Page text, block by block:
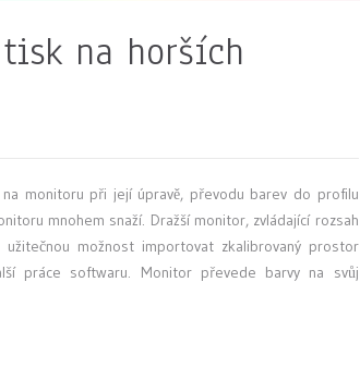
na horších
monitoru při její úpravě, převodu barev do profilu
mnohem snaží. Dražší monitor, zvládající rozsah
možnost importovat zkalibrovaný prostor
práce softwaru. Monitor převede barvy na svůj